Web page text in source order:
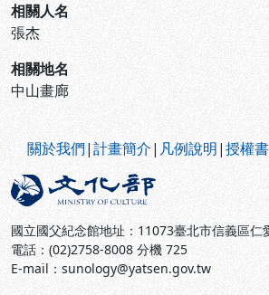
相關人名
張杰
相關地名
中山畫廊
關於我們|計畫簡介| 凡例說明|授權
國立國父紀念館地址：11073臺北市信義區仁
電話：(02)2758-8008 分機 725
E-mail：sunology@yatsen.gov.tw